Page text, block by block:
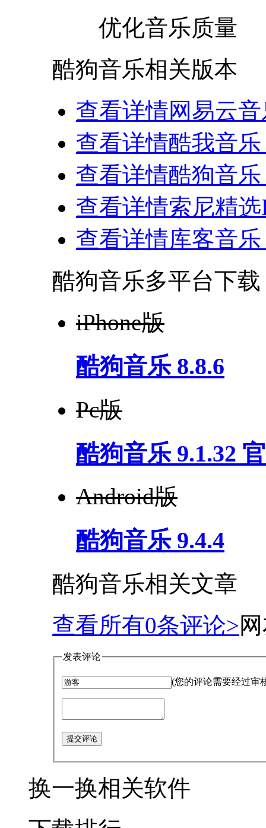
优化音乐质量
酷狗音乐相关版本
查看详情网易云
查看详情酷我音乐
查看详情酷狗音乐
查看详情索尼精
查看详情库客音乐
酷狗音乐多平台下载
iPhone版
酷狗音乐 8.8.6
Pc版
酷狗音乐 9.1.32
Android版
酷狗音乐 9.4.4
酷狗音乐相关文章
查看所有0条评论>
发表评论
(您的评论需要经过审
提交评论
换一换相关软件